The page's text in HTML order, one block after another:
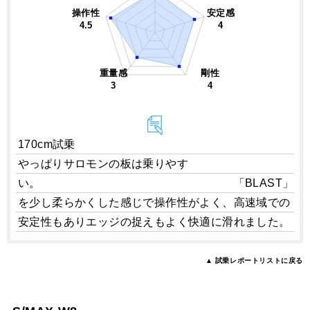
安定感
4
剛性
4
重量感
3
操作性
4.5
170cm試乗
やっぱりサロモンの板は乗りやす
い。 「BLAST」
を少し柔らかくした感じで操作性がよく、高速域での
安定性もありエッジの捉えもよく快適に滑れました。
▲ 試乗レポートリストに戻る